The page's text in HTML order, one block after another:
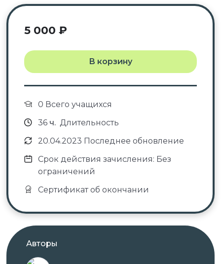
5 000 ₽
В корзину
0 Всего учащихся
36ч. Длительность
20.04.2023 Последнее обновление
Срок действия зачисления: Без
ограничений
Сертификат об окончании
Авторы